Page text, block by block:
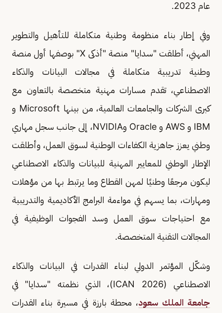
عام 2023.
وفي إطار بناء منظومة وطنية متكاملة للتأهيل والتطوير
المهني، أطلقت "سدايا" منصة "أذكى X" بوصفها أول منصة
وطنية تدريبية متكاملة في مجالات البيانات والذكاء
الاصطناعي، تقدم مسارات مهنية متخصصة بالتعاون مع
كبرى الشركات والجامعات العالمية، من بينها Microsoft⁠ و
IBM⁠ و AWS و Oracle⁠ وNVIDIA، إلى جانب سجل مهاري
وطني يعزز جاهزية الكفاءات الوطنية لسوق العمل، وأطلقت
الإطار الوطني للمعايير المهنية للبيانات والذكاء الاصطناعي
ليكون مرجعًا وطنيًا لمهن القطاع وما يرتبط بها من مؤهلات
ومهارات، بما يسهم في مواءمة البرامج الأكاديمية والتدريبية
مع احتياجات سوق العمل وسد الفجوات الوظيفية في
المجالات التقنية المتخصصة.
وشكّل المؤتمر الدولي لبناء القدرات في البيانات والذكاء
الاصطناعي (ICAN 2026)، الذي نظمته "سدايا" في
جامعة الملك سعود، محطة بارزة في مسيرة بناء القدرات